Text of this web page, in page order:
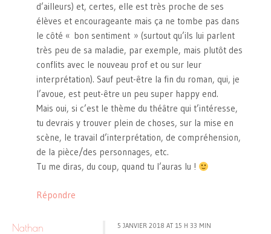
d’ailleurs) et, certes, elle est très proche de ses
élèves et encourageante mais ça ne tombe pas dans
le côté « bon sentiment » (surtout qu’ils lui parlent
très peu de sa maladie, par exemple, mais plutôt des
conflits avec le nouveau prof et ou sur leur
interprétation). Sauf peut-être la fin du roman, qui, je
l’avoue, est peut-être un peu super happy end.
Mais oui, si c’est le thème du théâtre qui t’intéresse,
tu devrais y trouver plein de choses, sur la mise en
scène, le travail d’interprétation, de compréhension,
de la pièce/des personnages, etc.
Tu me diras, du coup, quand tu l’auras lu !
Répondre
Nathan 5 JANVIER 2018 AT 15 H 33 MIN